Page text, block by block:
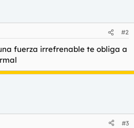
#2
fuerza irrefrenable te obliga a
#3